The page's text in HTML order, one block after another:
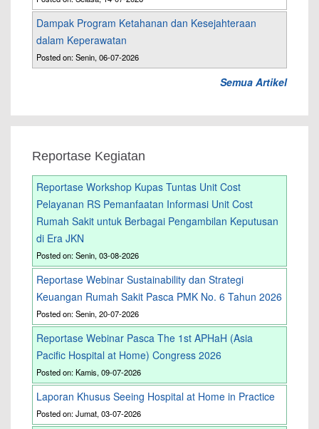
Dampak Program Ketahanan dan Kesejahteraan
dalam Keperawatan
Posted on: Senin, 06-07-2026
Semua Artikel
Reportase Kegiatan
Reportase Workshop Kupas Tuntas Unit Cost
Pelayanan RS Pemanfaatan Informasi Unit Cost
Rumah Sakit untuk Berbagai Pengambilan Keputusan
di Era JKN
Posted on: Senin, 03-08-2026
Reportase Webinar Sustainability dan Strategi
Keuangan Rumah Sakit Pasca PMK No. 6 Tahun 2026
Posted on: Senin, 20-07-2026
Reportase Webinar Pasca The 1st APHaH (Asia
Pacific Hospital at Home) Congress 2026
Posted on: Kamis, 09-07-2026
Laporan Khusus Seeing Hospital at Home in Practice
Posted on: Jumat, 03-07-2026